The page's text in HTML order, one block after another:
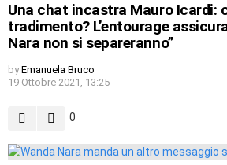
Una chat incastra Mauro Icardi:
tradimento? L’entourage
Nara non si separeranno”
by Emanuela Bruco
19 Ottobre 2021, 13:25
0